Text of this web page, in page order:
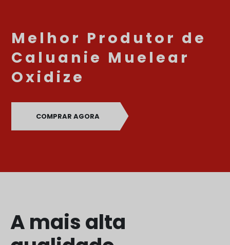
Melhor Produtor de
Caluanie Muelear
Oxidize
COMPRAR AGORA
A mais alta